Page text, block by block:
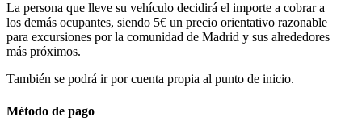
La persona que lleve su vehículo decidirá el importe a cobrar a
los demás ocupantes, siendo 5€ un precio orientativo razonable
para excursiones por la comunidad de Madrid y sus alrededores
más próximos.
También se podrá ir por cuenta propia al punto de inicio.
Método de pago